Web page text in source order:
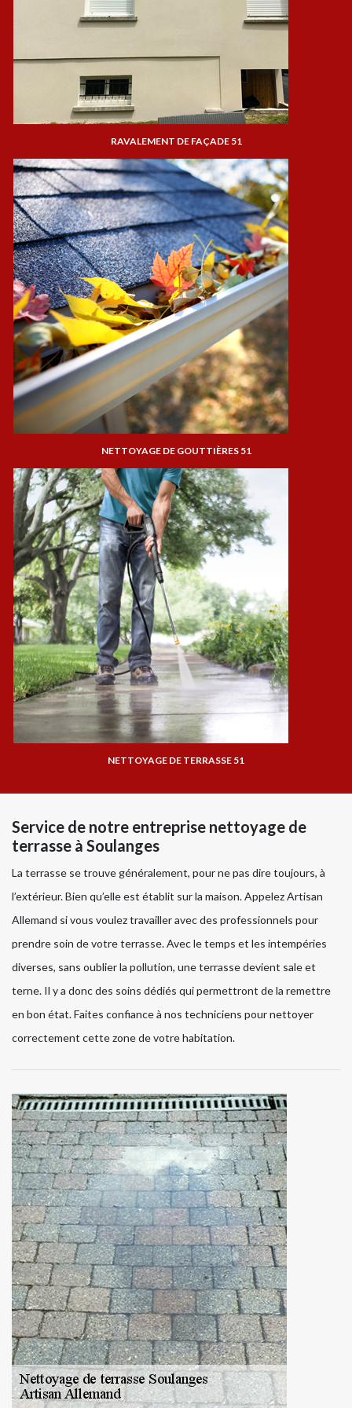
RAVALEMENT DE FAÇADE 51
NETTOYAGE DE GOUTTIÈRES 51
NETTOYAGE DE TERRASSE 51
Service de notre entreprise nettoyage de
terrasse à Soulanges
La terrasse se trouve généralement, pour ne pas dire toujours, à
l’extérieur. Bien qu’elle est établit sur la maison. Appelez Artisan
Allemand si vous voulez travailler avec des professionnels pour
prendre soin de votre terrasse. Avec le temps et les intempéries
diverses, sans oublier la pollution, une terrasse devient sale et
terne. Il y a donc des soins dédiés qui permettront de la remettre
en bon état. Faites confiance à nos techniciens pour nettoyer
correctement cette zone de votre habitation.